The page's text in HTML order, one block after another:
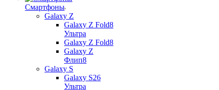
Смартфоны
Galaxy Z
Galaxy Z Fold8
Ультра
Galaxy Z Fold8
Galaxy Z
Флип8
Galaxy S
Galaxy S26
Ультра